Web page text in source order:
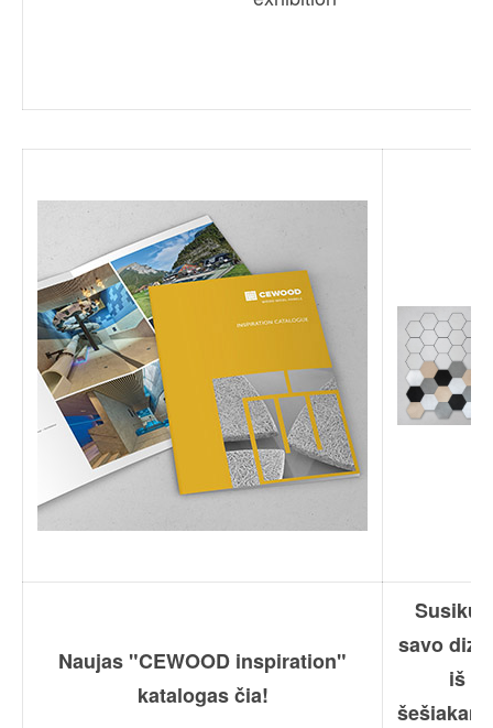
Naujas "CEWOOD inspiration"
katalogas čia!
savo
iš